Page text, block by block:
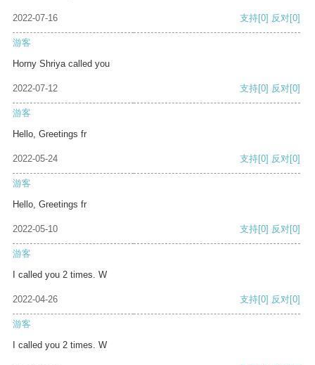
2022-07-16 支持[0] 反对[0]
游客
Horny Shriya called you
2022-07-12 支持[0] 反对[0]
游客
Hello, Greetings fr
2022-05-24 支持[0] 反对[0]
游客
Hello, Greetings fr
2022-05-10 支持[0] 反对[0]
游客
I called you 2 times. W
2022-04-26 支持[0] 反对[0]
游客
I called you 2 times. W